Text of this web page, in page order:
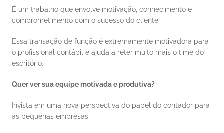
É um trabalho que envolve motivação, conhecimento e
comprometimento com o sucesso do cliente.
Essa transação de função é extremamente motivadora para
o profissional contábil e ajuda a reter muito mais o time do
escritório.
Quer ver sua equipe motivada e produtiva?
Invista em uma nova perspectiva do papel do contador para
as pequenas empresas.